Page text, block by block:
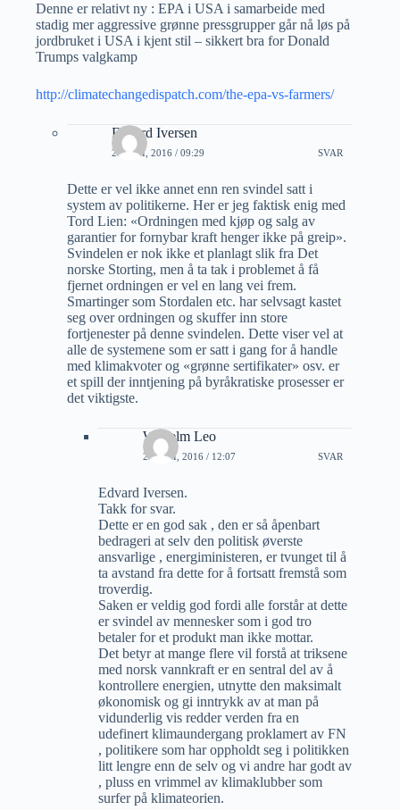
Denne er relativt ny : EPA i USA i samarbeide med
stadig mer aggressive grønne pressgrupper går nå løs på
jordbruket i USA i kjent stil – sikkert bra for Donald
Trumps valgkamp
http://climatechangedispatch.com/the-epa-vs-farmers/
Edvard Iversen
21 JULI, 2016 / 09:29 SVAR
Dette er vel ikke annet enn ren svindel satt i
system av politikerne. Her er jeg faktisk enig med
Tord Lien: «Ordningen med kjøp og salg av
garantier for fornybar kraft henger ikke på greip».
Svindelen er nok ikke et planlagt slik fra Det
norske Storting, men å ta tak i problemet å få
fjernet ordningen er vel en lang vei frem.
Smartinger som Stordalen etc. har selvsagt kastet
seg over ordningen og skuffer inn store
fortjenester på denne svindelen. Dette viser vel at
alle de systemene som er satt i gang for å handle
med klimakvoter og «grønne sertifikater» osv. er
et spill der inntjening på byråkratiske prosesser er
det viktigste.
Wilhelm Leo
21 JULI, 2016 / 12:07 SVAR
Edvard Iversen.
Takk for svar.
Dette er en god sak , den er så åpenbart
bedrageri at selv den politisk øverste
ansvarlige , energiministeren, er tvunget til å
ta avstand fra dette for å fortsatt fremstå som
troverdig.
Saken er veldig god fordi alle forstår at dette
er svindel av mennesker som i god tro
betaler for et produkt man ikke mottar.
Det betyr at mange flere vil forstå at triksene
med norsk vannkraft er en sentral del av å
kontrollere energien, utnytte den maksimalt
økonomisk og gi inntrykk av at man på
vidunderlig vis redder verden fra en
udefinert klimaundergang proklamert av FN
, politikere som har oppholdt seg i politikken
litt lengre enn de selv og vi andre har godt av
, pluss en vrimmel av klimaklubber som
surfer på klimateorien.